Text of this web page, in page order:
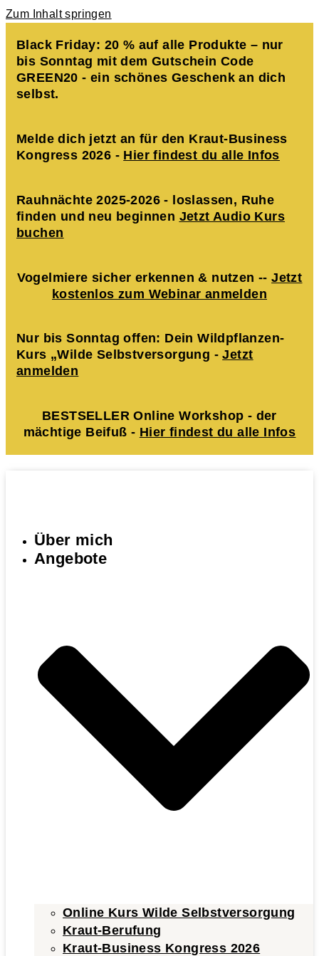
Zum Inhalt springen
Black Friday: 20 % auf alle Produkte – nur
bis Sonntag mit dem Gutschein Code
GREEN20 - ein schönes Geschenk an dich
selbst.
Melde dich jetzt an für den Kraut-Business
Kongress 2026 - Hier findest du alle Infos
Rauhnächte 2025-2026 - loslassen, Ruhe
finden und neu beginnen Jetzt Audio Kurs
buchen
Vogelmiere sicher erkennen & nutzen --Jetzt
kostenlos zum Webinar anmelden
Nur bis Sonntag offen: Dein Wildpflanzen-
Kurs „Wilde Selbstversorgung -Jetzt
anmelden
BESTSELLER Online Workshop - der
mächtige Beifuß - Hier findest du alle Infos
Über mich
Angebote
Online Kurs Wilde Selbstversorgung
Kraut-Berufung
Kraut-Business Kongress 2026